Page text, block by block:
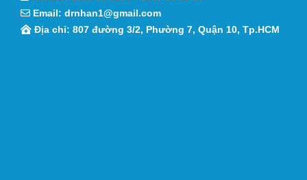
Email: drnhan1@gmail.com
Địa chỉ: 807 đường 3/2, Phường 7, Quận 10, Tp.HCM